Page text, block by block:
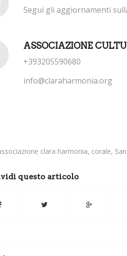
Segui gli aggiornamenti
ASSOCIAZIONE
+393205590680
info@claraharmonia.org
clara harmonia, corale,
questo articolo
con...